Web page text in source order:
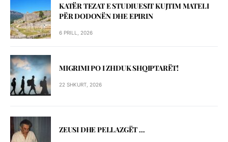
KATЁR TEZAT E STUDIUESIT KUJTIM MATELI
PЁR DODONЁN DHE EPIRIN
6 PRILL, 2026
MIGRIMI PO I ZHDUK SHQIPTARЁT!
22 SHKURT, 2026
ZEUSI DHE PELLAZGЁT …